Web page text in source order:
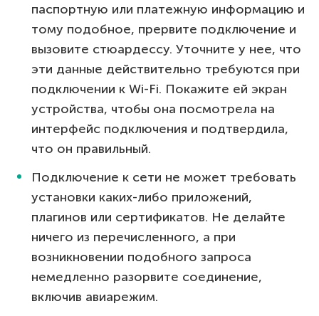
паспортную или платежную информацию и
тому подобное, прервите подключение и
вызовите стюардессу. Уточните у нее, что
эти данные действительно требуются при
подключении к Wi-Fi. Покажите ей экран
устройства, чтобы она посмотрела на
интерфейс подключения и подтвердила,
что он правильный.
Подключение к сети не может требовать
установки каких-либо приложений,
плагинов или сертификатов. Не делайте
ничего из перечисленного, а при
возникновении подобного запроса
немедленно разорвите соединение,
включив авиарежим.